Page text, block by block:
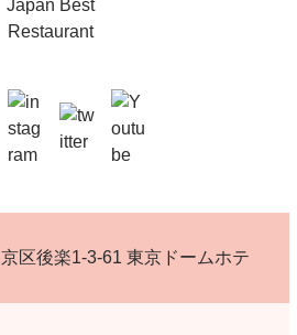
区後楽1-3-61 東京ドームホテ